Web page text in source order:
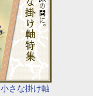
小さな掛け軸